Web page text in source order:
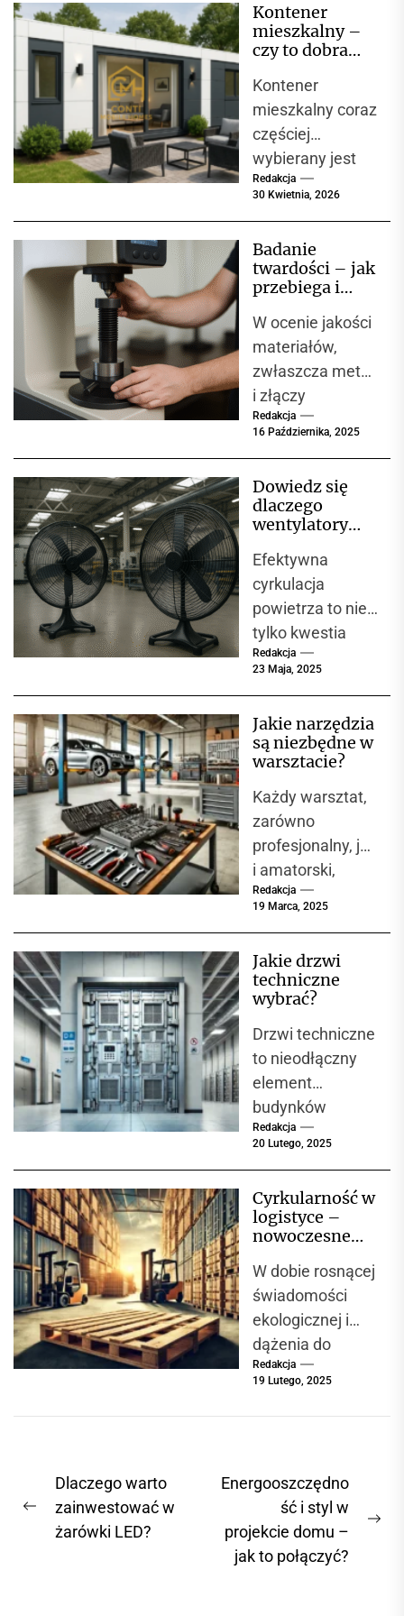
Kontener
mieszkalny –
czy to dobra
domu?
Kontener
mieszkalny coraz
częściej
wybierany jest
jako alternatywa
Nowoczesne
kontenery
komfort, szybki
montaż i
niższe...
Redakcja
30 Kwietnia, 2026
Badanie
twardości – jak
przebiega i
kluczowe w
kontroli jakości
materiałów?
W ocenie jakości
materiałów,
zwłaszcza metali
i złączy
spawanych,
odporność na
odkształcenia
Jedną z
podstawowych...
Redakcja
16 Października, 2025
Dowiedz się
dlaczego
wentylatory
są niezbędne w
każdej hali
produkcyjnej
Efektywna
cyrkulacja
powietrza to nie
tylko kwestia
komfortu, ale
bezpieczeństwa i
wydajności w
przemysłowych.
W miejscach,
gdzie...
Redakcja
23 Maja, 2025
Jakie narzędzia
są niezbędne w
warsztacie?
Każdy warsztat,
zarówno
profesjonalny, jak
i amatorski,
powinien być
umożliwiają
precyzyjne i
wykonywanie
prac
serwisowych....
Redakcja
19 Marca, 2025
Jakie drzwi
techniczne
wybrać?
Drzwi techniczne
to nieodłączny
element
budynków
przemysłowych,
także
pomieszczeń
publicznej. Ich
głównym
zadaniem jest
zapewnienie...
Redakcja
20 Lutego, 2025
Cyrkularność w
logistyce –
nowoczesne
gospodarki
paletowej
W dobie rosnącej
świadomości
ekologicznej i
dążenia do
zrównoważoneg
branża
poszukuje
rozwiązań
minimalizujących
swój wpływ na
Redakcja
19 Lutego, 2025
a
Dlaczego warto
zainwestować w
żarówki LED?
Energooszczędno
ść i styl w
projekcie domu –
jak to połączyć?